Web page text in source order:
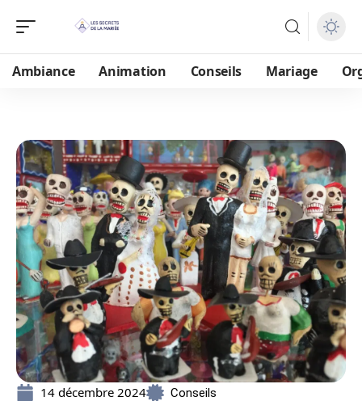
Ambiance Animation Conseils Mariage
14 décembre 2024 Conseils